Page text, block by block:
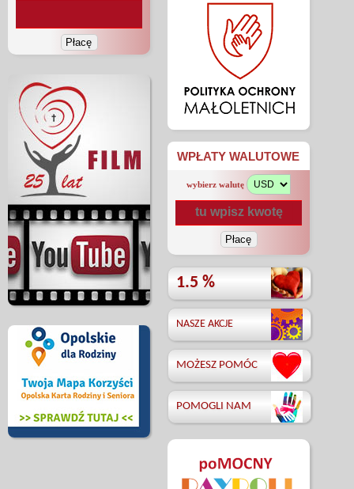
WPŁATY WALUTOWE
wybierz walutę
1.5 %
NASZE AKCJE
MOŻESZ POMÓC
POMOGLI NAM